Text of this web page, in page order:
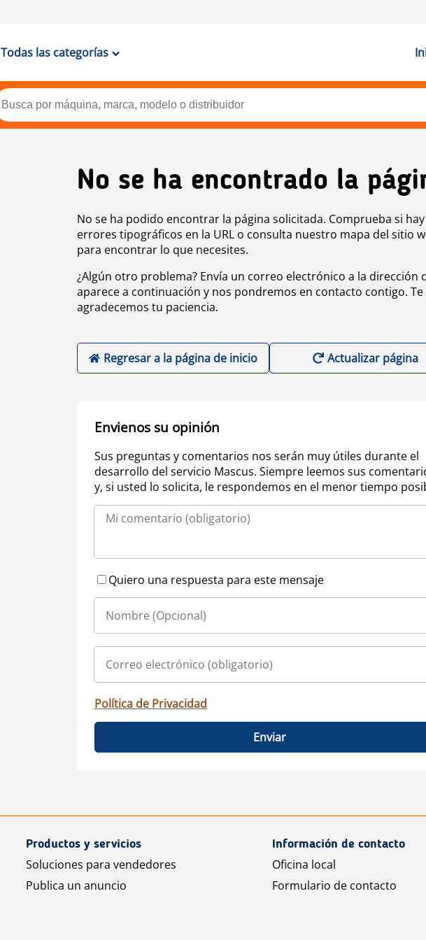
Todas las categorías
No se ha encontrado la
No se ha podido encontrar la página solicitada. Comprueba si hay
errores tipográficos en la URL o consulta nuestro mapa del sitio
para encontrar lo que necesites.
¿Algún otro problema? Envía un correo electrónico a la dirección
aparece a continuación y nos pondremos en contacto contigo. Te
agradecemos tu paciencia.
Regresar a la página de inicio Actualizar página
Envienos su opinión
Sus preguntas y comentarios nos serán muy útiles durante el
desarrollo del servicio Mascus. Siempre leemos sus
y, si usted lo solicita, le respondemos en el menor tiempo
Quiero una respuesta para este mensaje
Política de Privacidad
Enviar
Productos y servicios
Soluciones para vendedores
Publica un anuncio
Información de contacto
Oficina local
Formulario de contacto